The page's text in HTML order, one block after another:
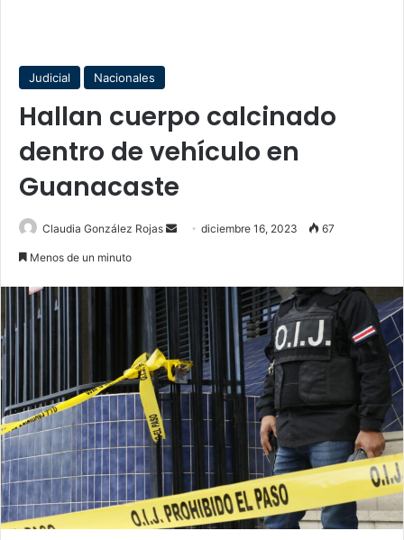
Judicial Nacionales
Hallan cuerpo calcinado
dentro de vehículo en
Guanacaste
Claudia González Rojas
Senddiciembre 16, 2023 67
Menos de un minuto